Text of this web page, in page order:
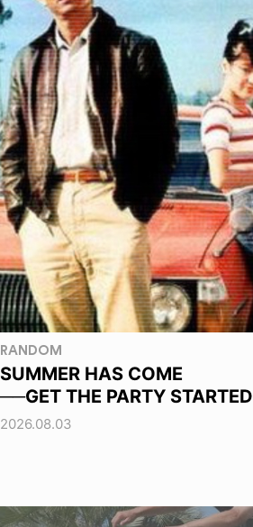
RANDOM
SUMMER HAS COME
──GET THE PARTY STARTED
2026.08.03